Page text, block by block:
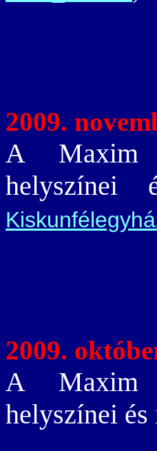
2009.
A Maxim
2009.
A Maxim
helyszínei